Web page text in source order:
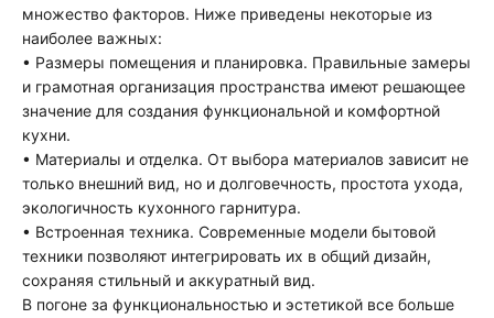
множество факторов. Ниже приведены некоторые из
наиболее важных:
• Размеры помещения и планировка. Правильные замеры
и грамотная организация пространства имеют решающее
значение для создания функциональной и комфортной
кухни.
• Материалы и отделка. От выбора материалов зависит не
только внешний вид, но и долговечность, простота ухода,
экологичность кухонного гарнитура.
• Встроенная техника. Современные модели бытовой
техники позволяют интегрировать их в общий дизайн,
сохраняя стильный и аккуратный вид.
В погоне за функциональностью и эстетикой все больше